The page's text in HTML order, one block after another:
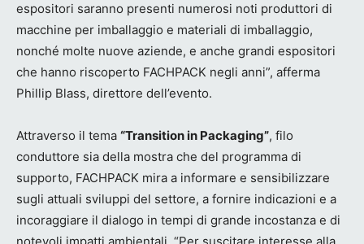
espositori saranno presenti numerosi noti produttori di
macchine per imballaggio e materiali di imballaggio,
nonché molte nuove aziende, e anche grandi espositori
che hanno riscoperto FACHPACK negli anni”, afferma
Phillip Blass, direttore dell’evento.
Attraverso il tema “Transition in Packaging”, filo
conduttore sia della mostra che del programma di
supporto, FACHPACK mira a informare e sensibilizzare
sugli attuali sviluppi del settore, a fornire indicazioni e a
incoraggiare il dialogo in tempi di grande incostanza e di